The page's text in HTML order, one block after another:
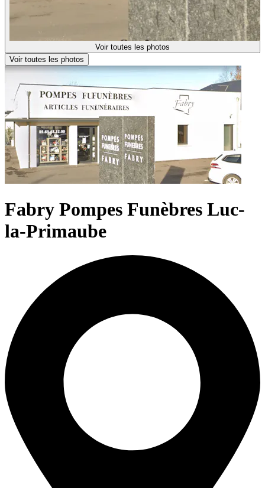
Voir toutes les photos
Voir toutes les photos
Fabry Pompes Funèbres Luc-
la-Primaube